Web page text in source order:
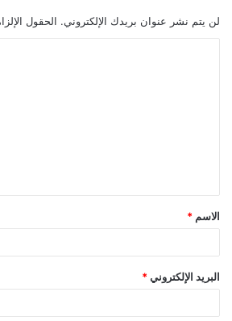
لن يتم نشر عنوان بريدك الإلكتروني. الحقول
ق
*
الاسم *
البريد الإلكتروني *